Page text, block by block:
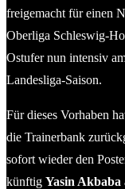
freigemacht für einen
Oberliga Schleswig-
Ostufer nun intensiv
Landesliga-Saison.
Für dieses Vorhaben
die Trainerbank
sofort wieder den
künftig Yasin Akbaba